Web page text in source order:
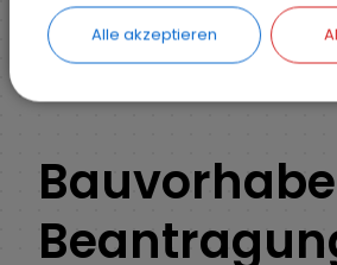
ZURÜCK
Alle akzeptieren